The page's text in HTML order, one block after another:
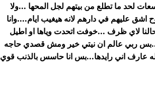
لحد ما تطلع من بيتهم لجل المحها ...ولا
اشق عليهم في دارهم لانه هيغيب ايام....وانا
لاي ظرف ...خوفت اتحدت وياها او اطيل
ربي عالم ان نيتي خير ومش قصدي حاجه
اني رايدها...بس انا حاسس بالذنب قوي